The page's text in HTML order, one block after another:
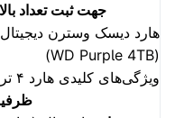
جهت ثبت تعداد
(WD Purple 4TB)
ویژگی‌های کلیدی هارد ۴ ترابایت بنفش اینترنال وسترن دیجیتال: